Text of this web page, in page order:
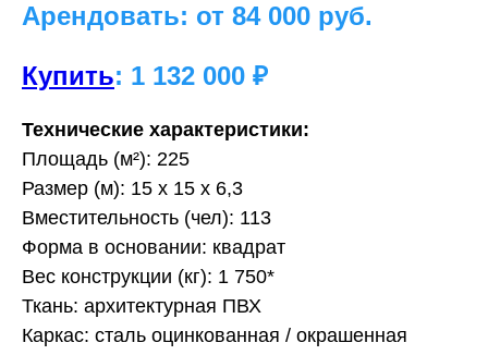
Арендовать: от 84 000 руб.
Купить: 1 132 000 ₽
Технические характеристики:
Площадь (м²): 225
Размер (м): 15 х 15 х 6,3
Вместительность (чел): 113
Форма в основании: квадрат
Вес конструкции (кг): 1 750*
Ткань: архитектурная ПВХ
Каркас: сталь оцинкованная / окрашенная